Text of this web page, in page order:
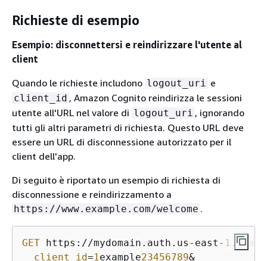
Richieste di esempio
Esempio: disconnettersi e reindirizzare l'utente al
client
Quando le richieste includono logout_uri e
client_id , Amazon Cognito reindirizza le sessioni
utente all'URL nel valore di logout_uri , ignorando
tutti gli altri parametri di richiesta. Questo URL deve
essere un URL di disconnessione autorizzato per il
client dell'app.
Di seguito è riportato un esempio di richiesta di
disconnessione e reindirizzamento a
https://www.example.com/welcome .
GET https://mydomain.auth.us-east- 1
client_id=1example23456789&